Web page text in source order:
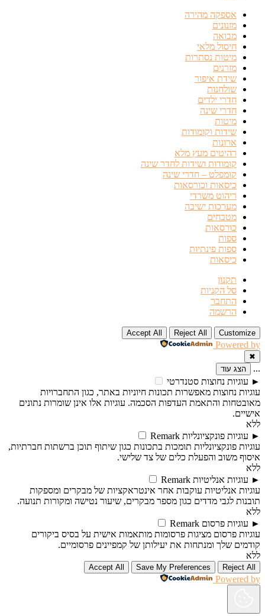
אספקה מהירה
מזנונים
מבואה
חיסול מלאי
מיטות נסתרות
מזרנים
שידת איפור
שולחנות
חדרי ילדים
חדרי שינה
מיטות
שידות וקומודות
ארונות
רהיטים מעץ מלא
קומודות ושידות לחדר שינה
קומפלט – חדרי שינה
כיסאות וכורסאות
ריהוט משרדי
מערכות ישיבה
מטבחים
כורסאות
ספות
ספות פינתיות
כיסאות
תקנון
סל הקניות
התחבר
הרשמה
Customize
Reject All
Accept All
Powered by
✖
... הצג עוד
► עוגיות נחוצות סטנדרטי
עוגיות נחוצות מאפשרות תכונות חיוניות באתר, כגון התחברויות
מאובטחות והתאמת העדפות הסכמה. עוגיות אלו אינן שומרות נתונים
אישיים.
ללא
► עוגיות פונקציונליות Remark
עוגיות פונקציונליות תומכות בתכונות כגון שיתוף תוכן ברשתות חברתיות,
איסוף משוב והפעלת כלים של צד שלישי.
ללא
► עוגיות אנליטיות Remark
עוגיות אנליטיות עוקבות אחר אינטראקציות של מבקרים ומספקות
תובנות לגבי מדדים כגון מספר מבקרים, שיעור נטישה ומקורות תנועה.
ללא
► עוגיות פרסום Remark
עוגיות פרסום מציגות פרסומות מותאמות אישית על בסיס ביקורים
קודמים שלך ומנתחות את יעילותן של קמפיינים פרסומיים.
ללא
Reject All
Save My Preferences
Accept All
Powered by